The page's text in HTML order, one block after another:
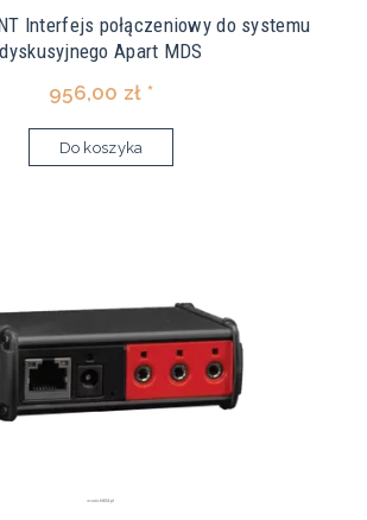
Interfejs połączeniowy do systemu
dyskusyjnego Apart MDS
956,00 zł *
Do koszyka